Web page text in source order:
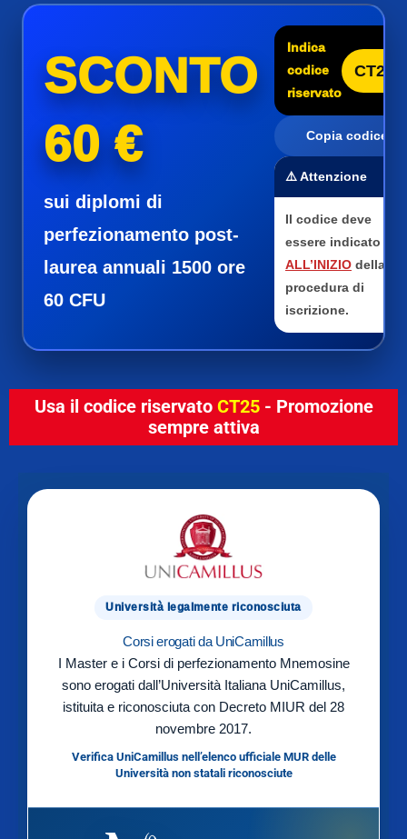
SCONTO
60 €
sui diplomi di
perfezionamento post-
laurea annuali 1500 ore
60 CFU
Indica
codice
riservato
CT25
Copia codice
⚠️ Attenzione
Il codice deve
essere indicato
ALL’INIZIO della
procedura di
iscrizione.
Usa il codice riservato CT25- Promozione
sempre attiva
Università legalmente riconosciuta
Corsi erogati da UniCamillus
I Master e i Corsi di perfezionamento Mnemosine
sono erogati dall’Università Italiana UniCamillus,
istituita e riconosciuta con Decreto MIUR del 28
novembre 2017.
Verifica UniCamillus nell’elenco ufficiale MUR delle
Università non statali riconosciute